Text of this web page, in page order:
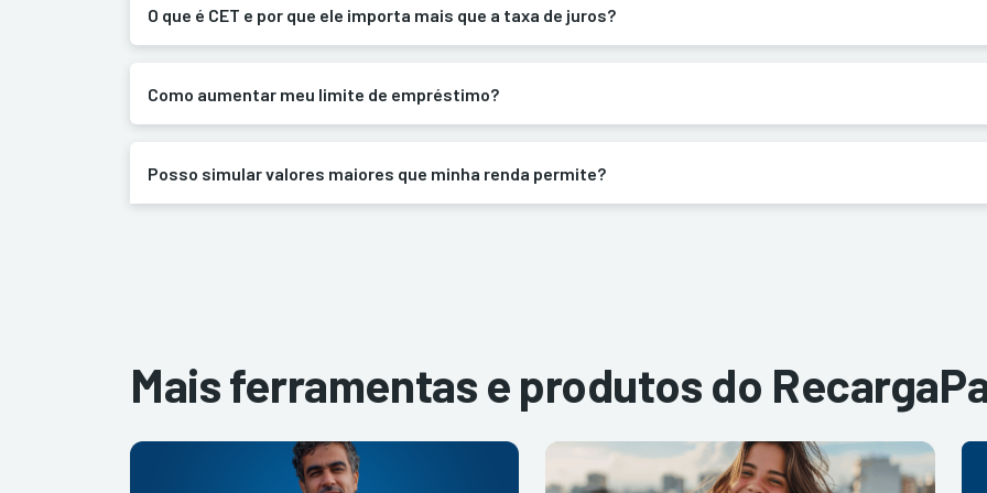
O que é CET e por que ele importa mais que a taxa de juros?
Como aumentar meu limite de empréstimo?
Posso simular valores maiores que minha renda permite?
Mais ferramentas e produtos do